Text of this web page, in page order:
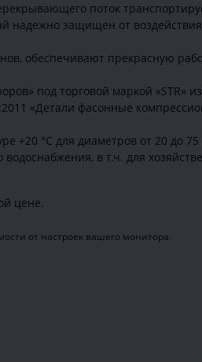
поток
защищен от
обеспечивают прекрасную
под торговой маркой «STR»
«Детали фасонные
+20 °С для диаметров от 20 до
в т.ч. для
цене.
от настроек вашего монитора.